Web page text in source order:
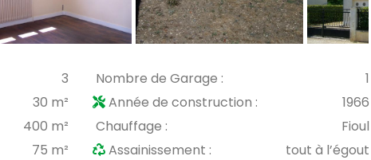
3 Nombre de Garage :
1
30 m² Année de construction :
1966
400 m² Chauffage :
Fioul
75 m² Assainissement :
tout à l’égout